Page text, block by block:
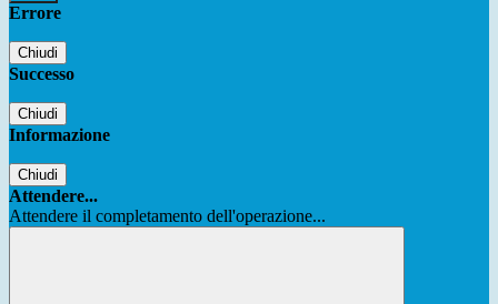
Errore
Chiudi
Successo
Chiudi
Informazione
Chiudi
Attendere...
Attendere il completamento dell'operazione...